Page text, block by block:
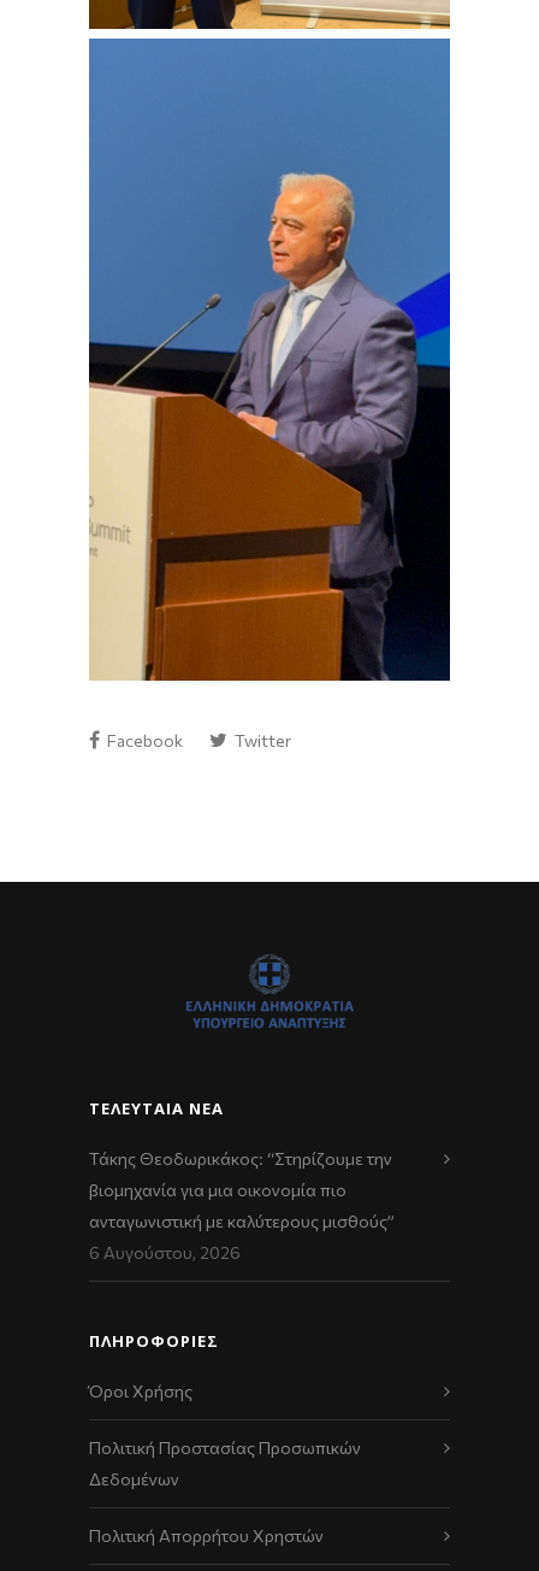
Facebook Twitter
ΤΕΛΕΥΤΑΊΑ ΝΈΑ
Τάκης Θεοδωρικάκος: “Στηρίζουμε την
βιομηχανία για μια οικονομία πιο
ανταγωνιστική με καλύτερους μισθούς”
6 Αυγούστου, 2026
ΠΛΗΡΟΦΟΡΙΕΣ
Όροι Χρήσης
Πολιτική Προστασίας Προσωπικών
Δεδομένων
Πολιτική Απορρήτου Χρηστών